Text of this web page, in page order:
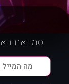
סמן את